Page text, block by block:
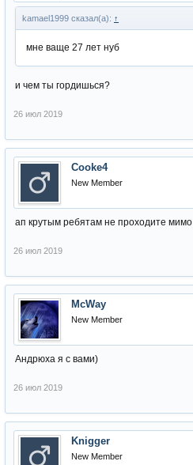
kamael1999 сказал(а): ↑
мне ваще 27 лет нуб
и чем ты гордишься?
26 июл 2019
Cooke4
New Member
ап крутым ребятам не проходите мимо
26 июл 2019
McWay
New Member
Андрюха я с вами)
26 июл 2019
Knigger
New Member